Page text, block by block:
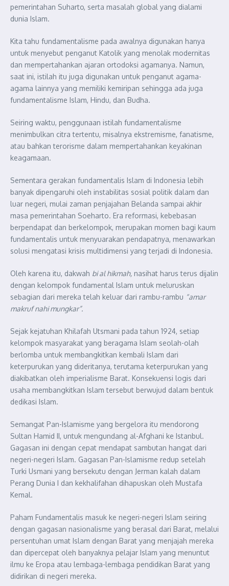
pemerintahan Suharto, serta masalah global yang dialami
dunia Islam.
Kita tahu fundamentalisme pada awalnya digunakan hanya
untuk menyebut penganut Katolik yang menolak modernitas
dan mempertahankan ajaran ortodoksi agamanya. Namun,
saat ini, istilah itu juga digunakan untuk penganut agama-
agama lainnya yang memiliki kemiripan sehingga ada juga
fundamentalisme Islam, Hindu, dan Budha.
Seiring waktu, penggunaan istilah fundamentalisme
menimbulkan citra tertentu, misalnya ekstremisme, fanatisme,
atau bahkan terorisme dalam mempertahankan keyakinan
keagamaan.
Sementara gerakan fundamentalis Islam di Indonesia lebih
banyak dipengaruhi oleh instabilitas sosial politik dalam dan
luar negeri, mulai zaman penjajahan Belanda sampai akhir
masa pemerintahan Soeharto. Era reformasi, kebebasan
berpendapat dan berkelompok, merupakan momen bagi kaum
fundamentalis untuk menyuarakan pendapatnya, menawarkan
solusi mengatasi krisis multidimensi yang terjadi di Indonesia.
Oleh karena itu, dakwah bi al hikmah, nasihat harus terus dijalin
dengan kelompok fundamental Islam untuk meluruskan
sebagian dari mereka telah keluar dari rambu-rambu “amar
makruf nahi mungkar”.
Sejak kejatuhan Khilafah Utsmani pada tahun 1924, setiap
kelompok masyarakat yang beragama Islam seolah-olah
berlomba untuk membangkitkan kembali Islam dari
keterpurukan yang dideritanya, terutama keterpurukan yang
diakibatkan oleh imperialisme Barat. Konsekuensi logis dari
usaha membangkitkan Islam tersebut berwujud dalam bentuk
dedikasi Islam.
Semangat Pan-Islamisme yang bergelora itu mendorong
Sultan Hamid II, untuk mengundang al-Afghani ke Istanbul.
Gagasan ini dengan cepat mendapat sambutan hangat dari
negeri-negeri Islam. Gagasan Pan-Islamisme redup setelah
Turki Usmani yang bersekutu dengan Jerman kalah dalam
Perang Dunia I dan kekhalifahan dihapuskan oleh Mustafa
Kemal.
Paham Fundamentalis masuk ke negeri-negeri Islam seiring
dengan gagasan nasionalisme yang berasal dari Barat, melalui
persentuhan umat Islam dengan Barat yang menjajah mereka
dan dipercepat oleh banyaknya pelajar Islam yang menuntut
ilmu ke Eropa atau lembaga-lembaga pendidikan Barat yang
didirikan di negeri mereka.